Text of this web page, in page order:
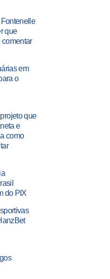
que
comentar
em
o
que
e
como
do PIX